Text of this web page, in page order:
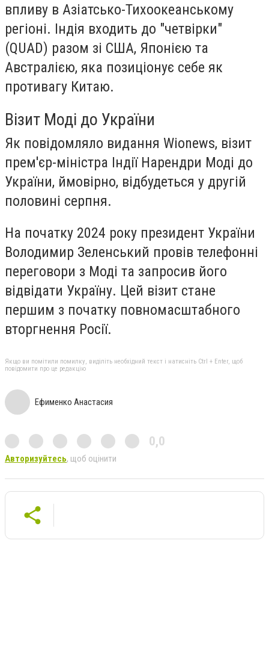
впливу в Азіатсько-Тихоокеанському
регіоні. Індія входить до "четвірки"
(QUAD) разом зі США, Японією та
Австралією, яка позиціонує себе як
противагу Китаю.
Візит Моді до України
Як повідомляло видання Wionews, візит
прем'єр-міністра Індії Нарендри Моді до
України, ймовірно, відбудеться у другій
половині серпня.
На початку 2024 року президент України
Володимир Зеленський провів телефонні
переговори з Моді та запросив його
відвідати Україну. Цей візит стане
першим з початку повномасштабного
вторгнення Росії.
Якщо ви помітили помилку, виділіть необхідний текст і натисніть Ctrl + Enter, щоб
повідомити про це редакцію
Ефименко Анастасия
0,0
Авторизуйтесь, щоб оцінити